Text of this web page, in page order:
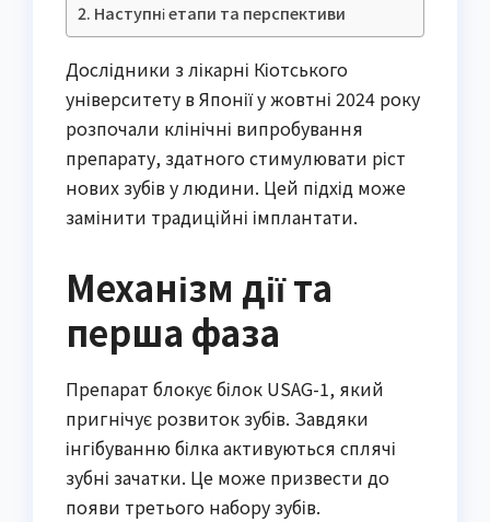
Наступні етапи та перспективи
Дослідники з лікарні Кіотського
університету в Японії у жовтні 2024 року
розпочали клінічні випробування
препарату, здатного стимулювати ріст
нових зубів у людини. Цей підхід може
замінити традиційні імплантати.
Механізм дії та
перша фаза
Препарат блокує білок USAG-1, який
пригнічує розвиток зубів. Завдяки
інгібуванню білка активуються сплячі
зубні зачатки. Це може призвести до
появи третього набору зубів.